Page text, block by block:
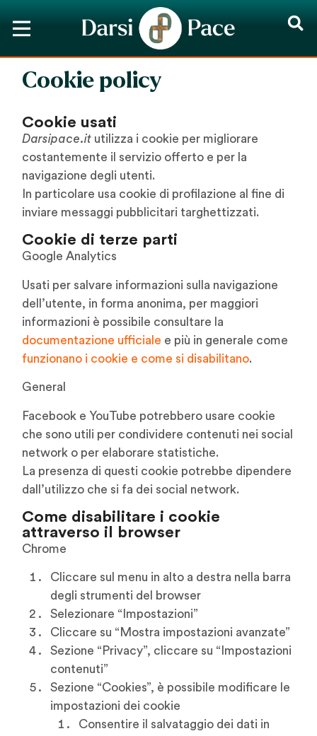
Cookie policy
Cookie usati
Darsipace.it utilizza i cookie per migliorare
costantemente il servizio offerto e per la
navigazione degli utenti.
In particolare usa cookie di profilazione al fine di
inviare messaggi pubblicitari targhettizzati.
Cookie di terze parti
Google Analytics
Usati per salvare informazioni sulla navigazione
dell’utente, in forma anonima, per maggiori
informazioni è possibile consultare la
documentazione ufficiale e più in generale come
funzionano i cookie e come si disabilitano.
General
Facebook e YouTube potrebbero usare cookie
che sono utili per condividere contenuti nei social
network o per elaborare statistiche.
La presenza di questi cookie potrebbe dipendere
dall’utilizzo che si fa dei social network.
Come disabilitare i cookie
attraverso il browser
Chrome
Cliccare sul menu in alto a destra nella barra
degli strumenti del browser
Selezionare “Impostazioni”
Cliccare su “Mostra impostazioni avanzate”
Sezione “Privacy”, cliccare su “Impostazioni
contenuti”
Sezione “Cookies”, è possibile modificare le
impostazioni dei cookie
Consentire il salvataggio dei dati in